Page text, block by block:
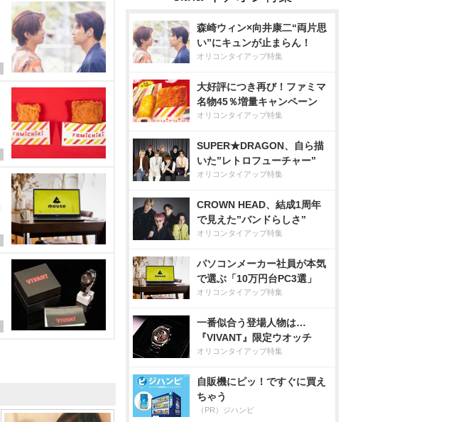
森崎ウィン×向井康二“両片思
い”にキュンが止まらん！
オリコンタイアップ特集
大好評につき再び！ファミマ
名物45％増量キャンペーン
オリコンタイアップ特集
SUPER★DRAGON、自ら描
いた”レトロフューチャー”
オリコンタイアップ特集
CROWN HEAD、結成1周年
で見えた”バンドらしさ”
オリコンタイアップ特集
パソコンメーカー社員が本気
で選ぶ「10万円台PC3選」
オリコンタイアップ特集
一番似合う登場人物は…
『VIVANT』限定ウオッチ
オリコンタイアップ特集
自販機にピッ！ですぐに買え
ちゃう
（PR）ジハンピ